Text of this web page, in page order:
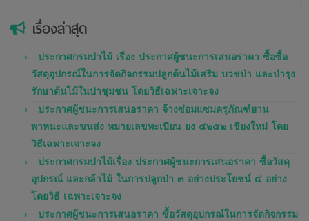
เรื่องล่าสุด
ประกาศกรมป่าไม้ เรื่อง ประกาศผู้ชนะการเสนอราคา ซื้อซื้อ
วัสดุอุปกรณ์ในการจัดกิจกรรมปลูกต้นไม้เสริม บวชป่า และบำรุง
รักษาต้นไม้ในป่าชุมชน โดยวิธีเฉพาะเจาะจง
ประกาศผู้ชนะการเสนอราคา จ้างซ่อมแซมครุภัณฑ์ยาน
พาหนะและขนส่ง หมายเลขทะเบียน ยง ๔๒๕๒ เชียงใหม่ โดย
วิธีเฉพาะเจาะจง
ประกาศกรมป่าไม้เรื่อง ประกาศผู้ชนะการเสนอราคา ซื้อวัสดุ
อุปกรณ์ และกล้าไม้ ในการปลูกป่า ๓ อย่างประโยชน์ ๔ อย่าง
โดยวิธี เฉพาะเจาะจง
ประกาศผู้ชนะการเสนอราคา ซื้อวัสดุอุปกรณ์ในการจัดกิจกรรม